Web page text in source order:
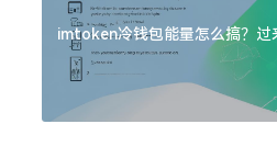
imtoken冷钱包能量怎么搞？过